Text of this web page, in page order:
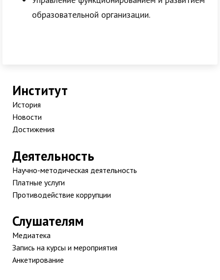
образовательной организации.
Институт
История
Новости
Достижения
Деятельность
Научно-методическая деятельность
Платные услуги
Противодействие коррупции
Слушателям
Медиатека
Запись на курсы и мероприятия
Анкетирование